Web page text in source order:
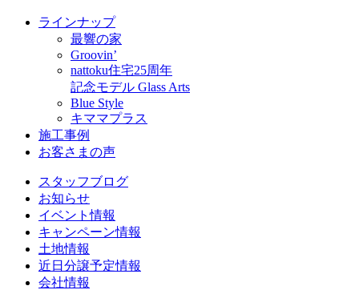
ラインナップ
最響の家
Groovin’
nattoku住宅25周年
記念モデル Glass Arts
Blue Style
キママプラス
施工事例
お客さまの声
スタッフブログ
お知らせ
イベント情報
キャンペーン情報
土地情報
近日分譲予定情報
会社情報